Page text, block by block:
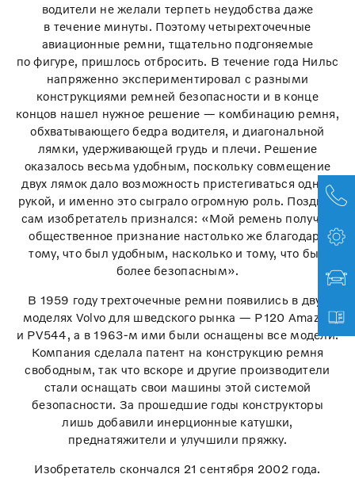
водители не желали терпеть неудобства даже
в течение минуты. Поэтому четырехточечные
авиационные ремни, тщательно подгоняемые
по фигуре, пришлось отбросить. В течение года Нильс
напряженно экспериментировал с разными
конструкциями ремней безопасности и в конце
концов нашел нужное решение — комбинацию ремня,
обхватывающего бедра водителя, и диагональной
лямки, удерживающей грудь и плечи. Решение
оказалось весьма удобным, поскольку совмещение
двух лямок дало возможность пристегиваться одной
рукой, и именно это сыграло огромную роль. Позднее
сам изобретатель признался: «Мой ремень получил
общественное признание настолько же благодаря
тому, что был удобным, насколько и тому, что был
более безопасным».
В 1959 году трехточечные ремни появились в двух
моделях Volvo для шведского рынка — P120 Amazon
и PV544, а в 1963-м ими были оснащены все модели.
Компания сделала патент на конструкцию ремня
свободным, так что вскоре и другие производители
стали оснащать свои машины этой системой
безопасности. За прошедшие годы конструкторы
лишь добавили инерционные катушки,
преднатяжители и улучшили пряжку.
Изобретатель скончался 21 сентября 2002 года.